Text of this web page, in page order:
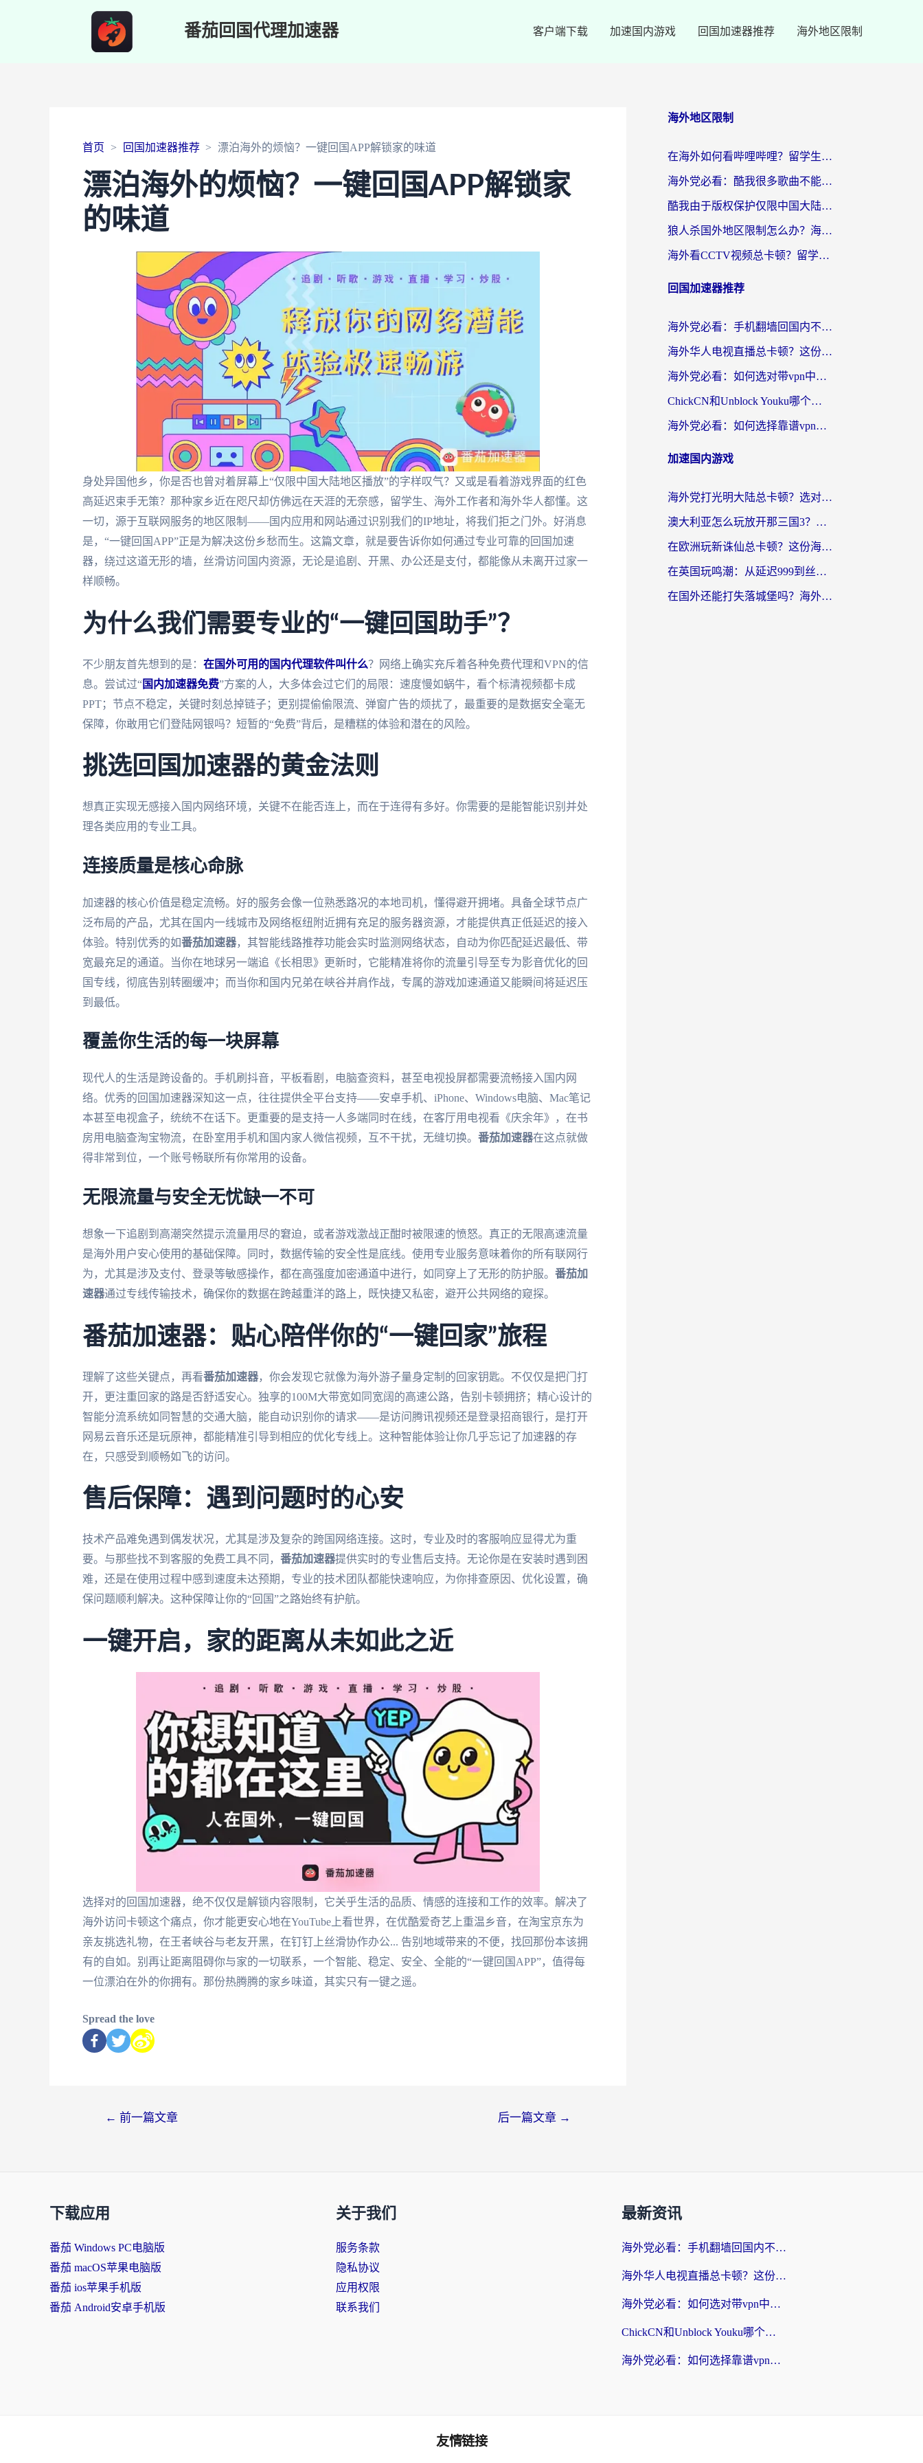
番茄回国代理加速器 客户端下载 加速国内游戏 回国加速器推荐 海外地区限制
首页 回国加速器推荐 漂泊海外的烦恼？一键回国APP解锁家的味道
漂泊海外的烦恼？一键回国APP解锁家
的味道
身处异国他乡，你是否也曾对着屏幕上“仅限中国大陆地区播放”的字样叹气？又或是看着游戏界面的红色
高延迟束手无策？那种家乡近在咫尺却仿佛远在天涯的无奈感，留学生、海外工作者和海外华人都懂。这
一切，源于互联网服务的地区限制——国内应用和网站通过识别我们的IP地址，将我们拒之门外。好消息
是，“一键回国APP”正是为解决这份乡愁而生。这篇文章，就是要告诉你如何通过专业可靠的回国加速
器，绕过这道无形的墙，丝滑访问国内资源，无论是追剧、开黑、办公还是支付，都能像从未离开过家一
样顺畅。
为什么我们需要专业的“一键回国助手”？
不少朋友首先想到的是： 在国外可用的国内代理软件叫什么？网络上确实充斥着各种免费代理和VPN的信
息。尝试过“国内加速器免费”方案的人，大多体会过它们的局限：速度慢如蜗牛，看个标清视频都卡成
PPT；节点不稳定，关键时刻总掉链子；更别提偷偷限流、弹窗广告的烦扰了，最重要的是数据安全毫无
保障，你敢用它们登陆网银吗？短暂的“免费”背后，是糟糕的体验和潜在的风险。
挑选回国加速器的黄金法则
想真正实现无感接入国内网络环境，关键不在能否连上，而在于连得有多好。你需要的是能智能识别并处
理各类应用的专业工具。
连接质量是核心命脉
加速器的核心价值是稳定流畅。好的服务会像一位熟悉路况的本地司机，懂得避开拥堵。具备全球节点广
泛布局的产品，尤其在国内一线城市及网络枢纽附近拥有充足的服务器资源，才能提供真正低延迟的接入
体验。特别优秀的如番茄加速器，其智能线路推荐功能会实时监测网络状态，自动为你匹配延迟最低、带
宽最充足的通道。当你在地球另一端追《长相思》更新时，它能精准将你的流量引导至专为影音优化的回
国专线，彻底告别转圈缓冲；而当你和国内兄弟在峡谷并肩作战，专属的游戏加速通道又能瞬间将延迟压
到最低。
覆盖你生活的每一块屏幕
现代人的生活是跨设备的。手机刷抖音，平板看剧，电脑查资料，甚至电视投屏都需要流畅接入国内网
络。优秀的回国加速器深知这一点，往往提供全平台支持——安卓手机、iPhone、Windows电脑、Mac笔记
本甚至电视盒子，统统不在话下。更重要的是支持一人多端同时在线，在客厅用电视看《庆余年》，在书
房用电脑查淘宝物流，在卧室用手机和国内家人微信视频，互不干扰，无缝切换。 番茄加速器在这点就做
得非常到位，一个账号畅联所有你常用的设备。
无限流量与安全无忧缺一不可
想象一下追剧到高潮突然提示流量用尽的窘迫，或者游戏激战正酣时被限速的愤怒。真正的无限高速流量
是海外用户安心使用的基础保障。同时，数据传输的安全性是底线。使用专业服务意味着你的所有联网行
为，尤其是涉及支付、登录等敏感操作，都在高强度加密通道中进行，如同穿上了无形的防护服。 番茄加
速器通过专线传输技术，确保你的数据在跨越重洋的路上，既快捷又私密，避开公共网络的窥探。
番茄加速器：贴心陪伴你的“一键回家”旅程
理解了这些关键点，再看番茄加速器，你会发现它就像为海外游子量身定制的回家钥匙。不仅仅是把门打
开，更注重回家的路是否舒适安心。独享的100M大带宽如同宽阔的高速公路，告别卡顿拥挤；精心设计的
智能分流系统如同智慧的交通大脑，能自动识别你的请求——是访问腾讯视频还是登录招商银行，是打开
网易云音乐还是玩原神，都能精准引导到相应的优化专线上。这种智能体验让你几乎忘记了加速器的存
在，只感受到顺畅如飞的访问。
售后保障：遇到问题时的心安
技术产品难免遇到偶发状况，尤其是涉及复杂的跨国网络连接。这时，专业及时的客服响应显得尤为重
要。与那些找不到客服的免费工具不同， 番茄加速器提供实时的专业售后支持。无论你是在安装时遇到困
难，还是在使用过程中感到速度未达预期，专业的技术团队都能快速响应，为你排查原因、优化设置，确
保问题顺利解决。这种保障让你的“回国”之路始终有护航。
一键开启，家的距离从未如此之近
选择对的回国加速器，绝不仅仅是解锁内容限制，它关乎生活的品质、情感的连接和工作的效率。解决了
海外访问卡顿这个痛点，你才能更安心地在YouTube上看世界，在优酷爱奇艺上重温乡音，在淘宝京东为
亲友挑选礼物，在王者峡谷与老友开黑，在钉钉上丝滑协作办公... 告别地域带来的不便，找回那份本该拥
有的自如。别再让距离阻碍你与家的一切联系，一个智能、稳定、安全、全能的“一键回国APP”，值得每
一位漂泊在外的你拥有。那份热腾腾的家乡味道，其实只有一键之遥。
Spread the love
← 前一篇文章 后一篇文章 →
海外地区限制
在海外如何看哔哩哔哩？留学生亲测有效的回国加速指南
海外党必看：酷我很多歌曲不能听？一招解决优酷版权限制+B站地域问题！
酷我由于版权保护仅限中国大陆怎么办？海外党亲测有效的解锁指南
狼人杀国外地区限制怎么办？海外党亲测有效的全场景回国加速指南
海外看CCTV视频总卡顿？留学生亲测有效的回国加速器选择指南
回国加速器推荐
海外党必看：手机翻墙回国内不再难，一篇搞定无缝访问国内资源指南
海外华人电视直播总卡顿？这份回国加速器选择指南帮你无缝看国内资源
海外党必看：如何选对带vpn中国节点的加速器？无缝访问国内资源全攻略
ChickCN和Unblock Youku哪个好？海外党亲测4款热门回国加速器，附避坑指南
海外党必看：如何选择靠谱vpn加速器官网？轻松解决国内APP地区限制
加速国内游戏
海外党打光明大陆总卡顿？选对加速器才是关键！（附亲测好用的推荐）
澳大利亚怎么玩放开那三国3？海外党亲测有效的国服游戏加速指南
在欧洲玩新诛仙总卡顿？这份海外党专属加速器指南帮你解决延迟难题
在英国玩鸣潮：从延迟999到丝滑操作，我是怎么做到的？
在国外还能打失落城堡吗？海外玩家国服游戏加速终极指南（附北美玩online加速器下载技巧）
下载应用
番茄 Windows PC电脑版
番茄 macOS苹果电脑版
番茄 ios苹果手机版
番茄 Android安卓手机版
关于我们
服务条款
隐私协议
应用权限
联系我们
最新资讯
海外党必看：手机翻墙回国内不再难，一篇搞定无缝访问国内资源指南
海外华人电视直播总卡顿？这份回国加速器选择指南帮你无缝看国内资源
海外党必看：如何选对带vpn中国节点的加速器？无缝访问国内资源全攻略
ChickCN和Unblock Youku哪个好？海外党亲测4款热门回国加速器，附避坑指南
海外党必看：如何选择靠谱vpn加速器官网？轻松解决国内APP地区限制
友情链接